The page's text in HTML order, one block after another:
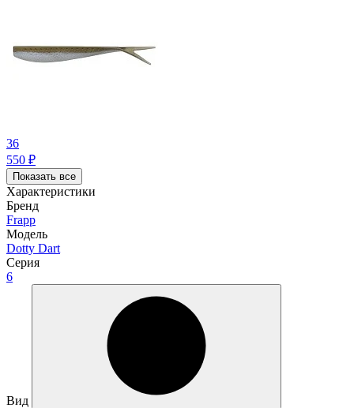
36
550 ₽
Показать все
Характеристики
Бренд
Frapp
Модель
Dotty Dart
Серия
6
Вид